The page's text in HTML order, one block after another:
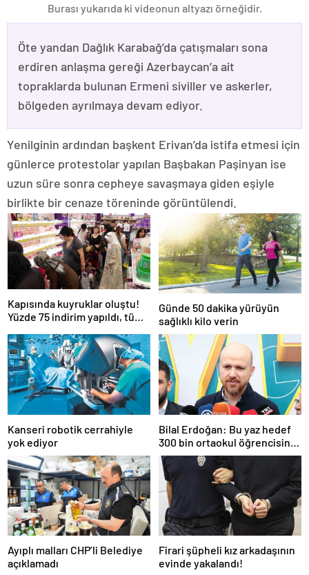
Burası yukarıda ki videonun altyazı örneğidir.
Öte yandan Dağlık Karabağ’da çatışmaları sona
erdiren anlaşma gereği Azerbaycan’a ait
topraklarda bulunan Ermeni siviller ve askerler,
bölgeden ayrılmaya devam ediyor.
Yenilginin ardından başkent Erivan’da istifa etmesi için
günlerce protestolar yapılan Başbakan Paşinyan ise
uzun süre sonra cepheye savaşmaya giden eşiyle
birlikte bir cenaze töreninde görüntülendi.
Kapısında kuyruklar oluştu!
Yüzde 75 indirim yapıldı, tüm
Günde 50 dakika yürüyün
sağlıklı kilo verin
Kanseri robotik cerrahiyle
yok ediyor
Bilal Erdoğan: Bu yaz hedef
300 bin ortaokul öğrencisini
yaz okullarında ağırlamak
Ayıplı malları CHP’li Belediye
açıklamadı
Firari şüpheli kız arkadaşının
evinde yakalandı!